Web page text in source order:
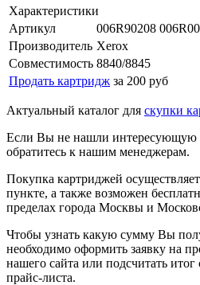
Характеристики
Артикул
006R90208
Производитель Xerox
Совместимость 8840/8845
Продать картридж за 200 руб
Актуальный каталог для скупки
Если Вы не нашли интересующую
обратитесь к нашим менеджерам.
Покупка картриджей
пункте, а также возможен
пределах города Москвы и
Чтобы узнать какую сумму Вы
необходимо оформить заявку на
нашего сайта или подсчитать
прайс-листа.